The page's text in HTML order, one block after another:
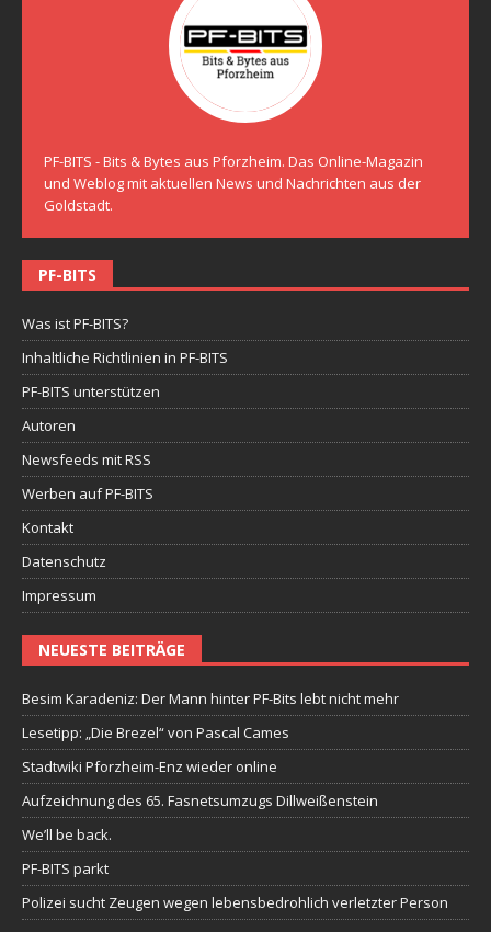
PF-BITS - Bits & Bytes aus Pforzheim. Das Online-Magazin
und Weblog mit aktuellen News und Nachrichten aus der
Goldstadt.
PF-BITS
Was ist PF-BITS?
Inhaltliche Richtlinien in PF-BITS
PF-BITS unterstützen
Autoren
Newsfeeds mit RSS
Werben auf PF-BITS
Kontakt
Datenschutz
Impressum
NEUESTE BEITRÄGE
Besim Karadeniz: Der Mann hinter PF-Bits lebt nicht mehr
Lesetipp: „Die Brezel“ von Pascal Cames
Stadtwiki Pforzheim-Enz wieder online
Aufzeichnung des 65. Fasnetsumzugs Dillweißenstein
We’ll be back.
PF-BITS parkt
Polizei sucht Zeugen wegen lebensbedrohlich verletzter Person